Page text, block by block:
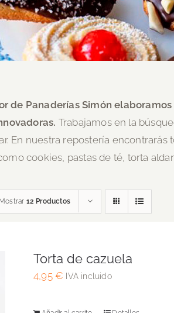
de Panaderías Simón
Trabajamos en la
En nuestra repostería
cookies, pastas de té, torta
Mostrar 12 Productos
Torta de cazuela
4,95 € IVA incluido